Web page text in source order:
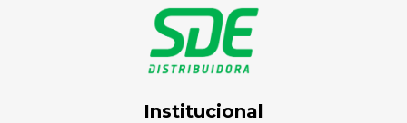
Institucional